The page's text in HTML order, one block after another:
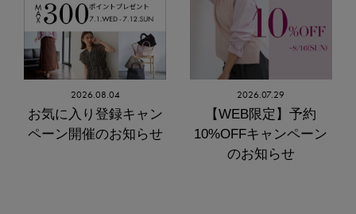
2026.08.04
お気に入り登録キャン
ペーン開催のお知らせ
2026.07.29
【WEB限定】予約
10%OFFキャンペーン
のお知らせ